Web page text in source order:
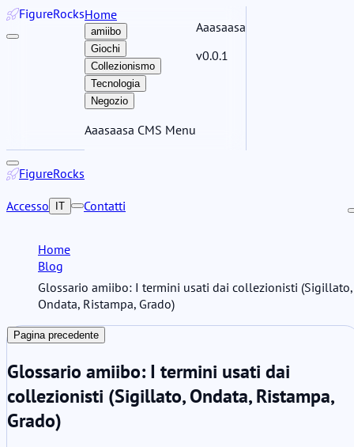
FigureRocksHome
amiibo
Giochi
Collezionismo
Tecnologia
Negozio
Aaasaasa CMS Menu
Aaasaasa
v0.0.1
FigureRocks
Accesso IT Contatti
Home
Blog
Glossario amiibo: I termini usati dai collezionisti (Sigillato,
Ondata, Ristampa, Grado)
Pagina precedente
Glossario amiibo: I termini usati dai
collezionisti (Sigillato, Ondata, Ristampa,
Grado)